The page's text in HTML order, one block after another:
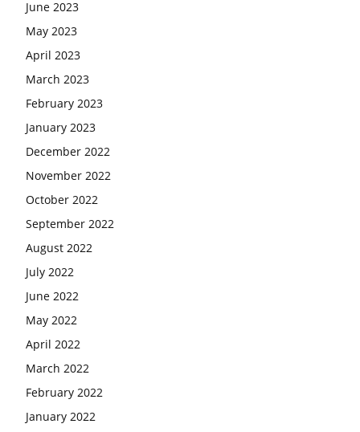
June 2023
May 2023
April 2023
March 2023
February 2023
January 2023
December 2022
November 2022
October 2022
September 2022
August 2022
July 2022
June 2022
May 2022
April 2022
March 2022
February 2022
January 2022